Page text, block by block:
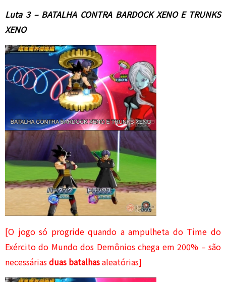
Luta 3 – BATALHA CONTRA BARDOCK XENO E TRUNKS
XENO
[O jogo só progride quando a ampulheta do Time do
Exército do Mundo dos Demônios chega em 200% – são
necessáriasduas batalhasaleatórias]